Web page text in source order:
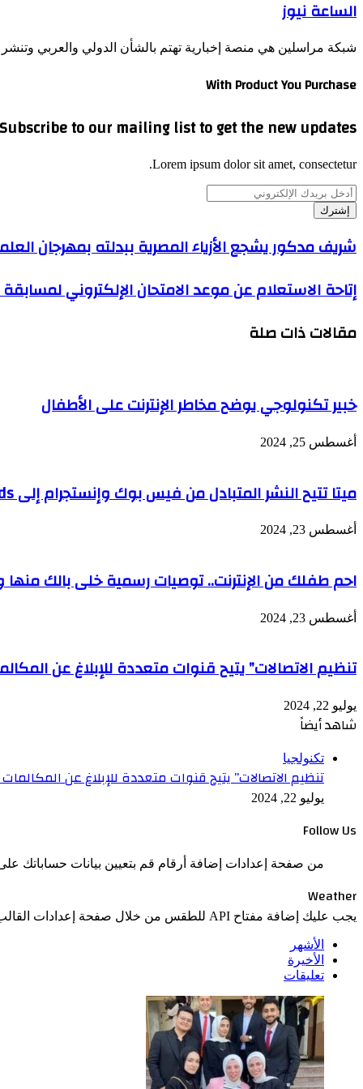
الساعة نيوز
شبكة مراسلين هي منصة إخبارية تهتم بالشأن الدولي والعربي وتنشر
With Product You Purchase
Subscribe to our mailing list to get the new updates!
Lorem ipsum dolor sit amet, consectetur.
أدخل
بريدك
الإلكتروني
شريف مدكور يشجع الأزياء المصرية ببدلته بمهرجان
إتاحة الاستعلام عن موعد الامتحان الإلكتروني
مقالات ذات صلة
خبير تكنولوجي يوضح مخاطر الإنترنت على الأطفال
أغسطس 25, 2024
ميتا تتيح النشر المتبادل من فيس بوك وإنستجرام إلى Threads
أغسطس 23, 2024
احم طفلك من الإنترنت.. توصيات رسمية خلى بالك منها
أغسطس 23, 2024
تنظيم الاتصالات” يتيح قنوات متعددة للإبلاغ عن
يوليو 22, 2024
شاهد أيضاً
تكنولجيا
تنظيم الاتصالات” يتيح قنوات متعددة للإبلاغ عن المكالمات
يوليو 22, 2024
Follow Us
من صفحة إعدادات إضافة أرقام قم بتعيين بيانات حساباتك
Weather
يجب عليك إضافة مفتاح API للطقس من خلال صفحة إعدادات القالب > الدمج
الأشهر
الأخيرة
تعليقات